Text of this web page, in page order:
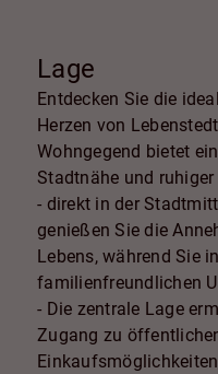
Lage
Entdecken Sie die
Herzen von
Wohngegend bietet
Stadtnähe und
- direkt in der
genießen Sie die
Lebens, während Sie
familienfreundlichen
- Die zentrale Lage
Zugang zu